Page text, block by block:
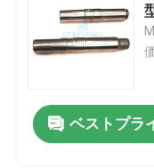
ベストプラ